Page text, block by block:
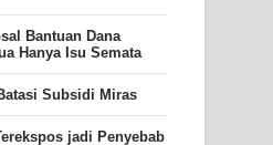
Bantuan Dana
Hanya Isu Semata
Subsidi Miras
jadi Penyebab